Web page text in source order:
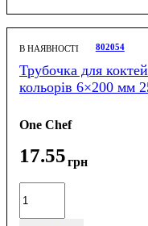
В НАЯВНОСТІ 802054
Трубочка для
кольорів 6×200 мм
One Chef
17.55грн